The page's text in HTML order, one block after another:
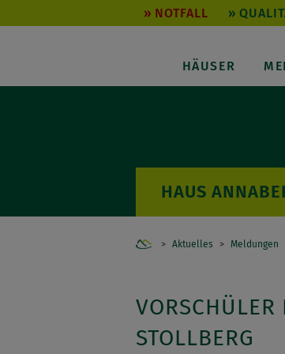
NOTFALL
HÄUSER
Home
Aktuelles Meldungen
STOLLBERG